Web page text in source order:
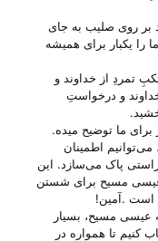
بر روی صلیب به جای
را یکبار برای همیشه
تمردِ از خداوند و
و درخواستِ
می‌توانیم اطمینان
پاک می‌سازد. این
عیسی مسیح برای شستن
است .آمین!
عیسی مسیح، بسیار
کنیم تا همواره در